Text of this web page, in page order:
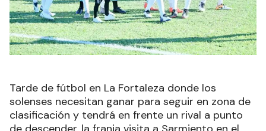
Tarde de fútbol en La Fortaleza donde los
solenses necesitan ganar para seguir en zona de
clasificación y tendrá en frente un rival a punto